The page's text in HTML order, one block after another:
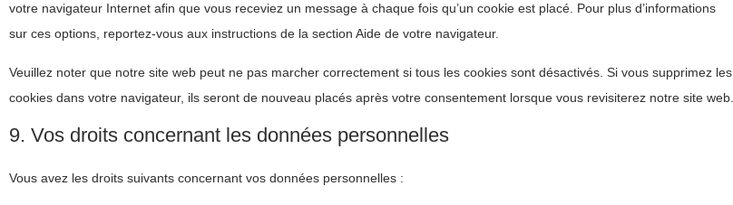
votre navigateur Internet afin que vous receviez un message à chaque fois qu’un cookie est placé. Pour plus d’informations
sur ces options, reportez-vous aux instructions de la section Aide de votre navigateur.
Veuillez noter que notre site web peut ne pas marcher correctement si tous les cookies sont désactivés. Si vous supprimez les
cookies dans votre navigateur, ils seront de nouveau placés après votre consentement lorsque vous revisiterez notre site web.
9. Vos droits concernant les données personnelles
Vous avez les droits suivants concernant vos données personnelles :